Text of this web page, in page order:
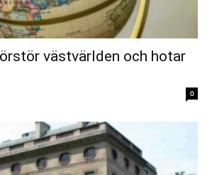
västvärlden och hotar
0